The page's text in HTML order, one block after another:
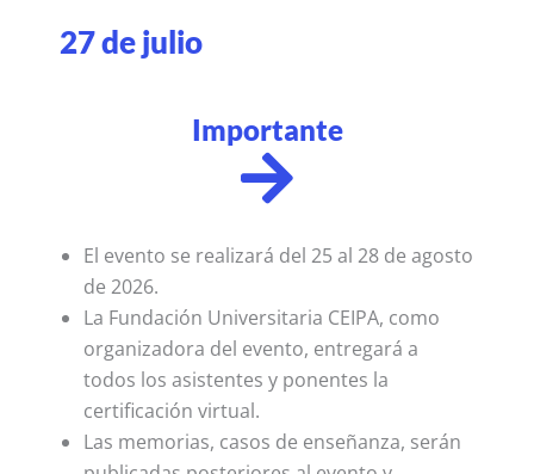
27 de julio
Importante
El evento se realizará del 25 al 28 de agosto
de 2026.
La Fundación Universitaria CEIPA, como
organizadora del evento, entregará a
todos los asistentes y ponentes la
certificación virtual.
Las memorias, casos de enseñanza, serán